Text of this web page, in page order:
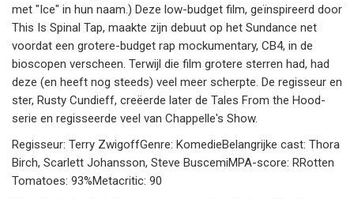
met "Ice" in hun naam.) Deze low-budget film, geïnspireerd door
This Is Spinal Tap, maakte zijn debuut op het Sundance net
voordat een grotere-budget rap mockumentary, CB4, in de
bioscopen verscheen. Terwijl die film grotere sterren had, had
deze (en heeft nog steeds) veel meer scherpte. De regisseur en
ster, Rusty Cundieff, creëerde later de Tales From the Hood-
serie en regisseerde veel van Chappelle's Show.
Regisseur: Terry ZwigoffGenre: KomedieBelangrijke cast: Thora
Birch, Scarlett Johansson, Steve BuscemiMPA-score: RRotten
Tomatoes: 93%Metacritic: 90